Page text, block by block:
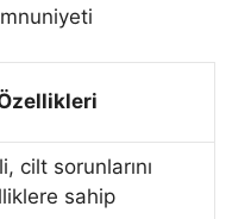
cilt sorunlarını
sahip